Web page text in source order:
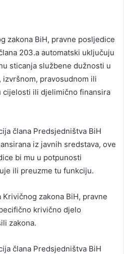
zakona BiH, pravne posljedice
203.a automatski uključuju
sticanja službene dužnosti u
izvršnom, pravosudnom ili
cijelosti ili djelimično finansira
člana Predsjedništva BiH
iz javnih sredstava, ove
bi mu u potpunosti
ili preuzme tu funkciju.
zakona BiH, pravne
krivično djelo
zakona.
člana Predsjedništva BiH